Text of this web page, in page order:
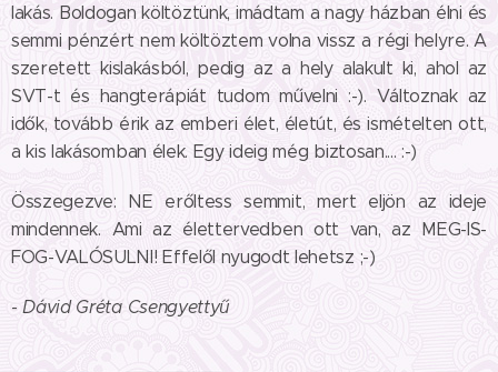
lakás. Boldogan költöztünk, imádtam a nagy házban élni és
semmi pénzért nem költöztem volna vissz a régi helyre. A
szeretett kislakásból, pedig az a hely alakult ki, ahol az
SVT-t és hangterápiát tudom művelni :-). Változnak az
idők, tovább érik az emberi élet, életút, és ismételten ott,
a kis lakásomban élek. Egy ideig még biztosan.... :-)
Összegezve: NE erőltess semmit, mert eljön az ideje
mindennek. Ami az élettervedben ott van, az MEG-IS-
FOG-VALÓSULNI! Effelől nyugodt lehetsz ;-)
- Dávid Gréta Csengyettyű